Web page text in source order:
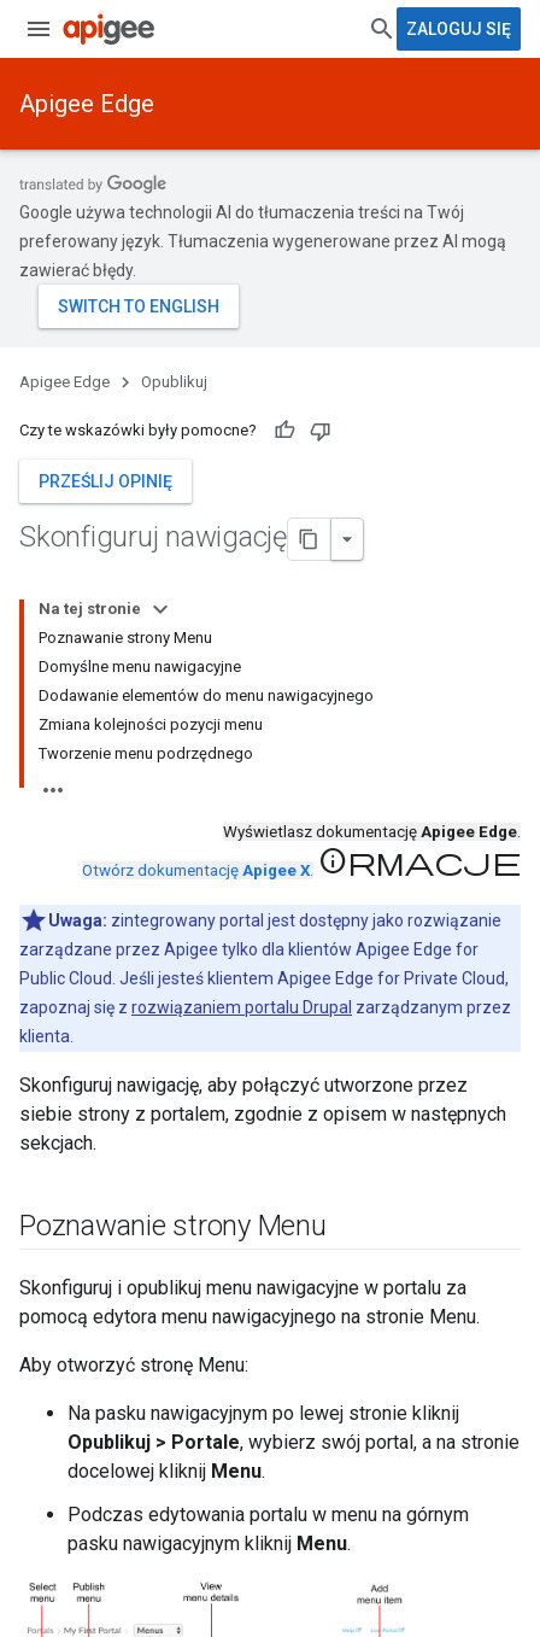
ZALOGUJ SIĘ
Apigee Edge
Google używa technologii AI do tłumaczenia treści na Twój
preferowany język. Tłumaczenia wygenerowane przez AI mogą
zawierać błędy.
Apigee Edge Opublikuj
Czy te wskazówki były pomocne?
PRZEŚLIJ OPINIĘ
Skonfiguruj nawigację
Na tej stronie
Poznawanie strony Menu
Domyślne menu nawigacyjne
Dodawanie elementów do menu nawigacyjnego
Zmiana kolejności pozycji menu
Tworzenie menu podrzędnego
Wyświetlasz dokumentację Apigee Edge.
Otwórz dokumentację Apigee X. Informacje
Uwaga: zintegrowany portal jest dostępny jako rozwiązanie
zarządzane przez Apigee tylko dla klientów Apigee Edge for
Public Cloud. Jeśli jesteś klientem Apigee Edge for Private Cloud,
zapoznaj się z rozwiązaniem portalu Drupal zarządzanym przez
klienta.
Skonfiguruj nawigację, aby połączyć utworzone przez
siebie strony z portalem, zgodnie z opisem w następnych
sekcjach.
Poznawanie strony Menu
Skonfiguruj i opublikuj menu nawigacyjne w portalu za
pomocą edytora menu nawigacyjnego na stronie Menu.
Aby otworzyć stronę Menu:
Na pasku nawigacyjnym po lewej stronie kliknij
Opublikuj > Portale, wybierz swój portal, a na stronie
docelowej kliknij Menu.
Podczas edytowania portalu w menu na górnym
pasku nawigacyjnym kliknij Menu.